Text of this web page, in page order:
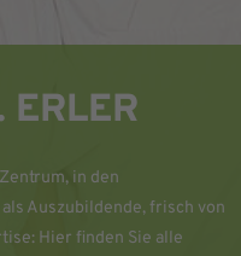
in den
Auszubildende, frisch von
Hier finden Sie alle